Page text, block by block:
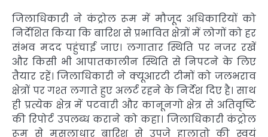
जिलाधिकारी ने कंट्रोल रूम में मौजूद अधिकारियों को
निर्देशित किया कि बारिश से प्रभावित क्षेत्रों में लोगों को हर
संभव मदद पहुंचाई जाए। लगातार स्थिति पर नजर रखें
और किसी भी आपातकालीन स्थिति से निपटने के लिए
तैयार रहें। जिलाधिकारी ने क्यूआरटी टीमों को जलभराव
क्षेत्रों पर गश्त लगाते हुए अलर्ट रहने के निर्देश दिए है। साथ
ही प्रत्येक क्षेत्र में पटवारी और कानूनगो क्षेत्र से अतिवृष्टि
की रिपोर्ट उपलब्ध कराने को कहा। जिलाधिकारी कंट्रोल
रूम से मूसलाधार बारिश से उपजे हालातो की स्वयं